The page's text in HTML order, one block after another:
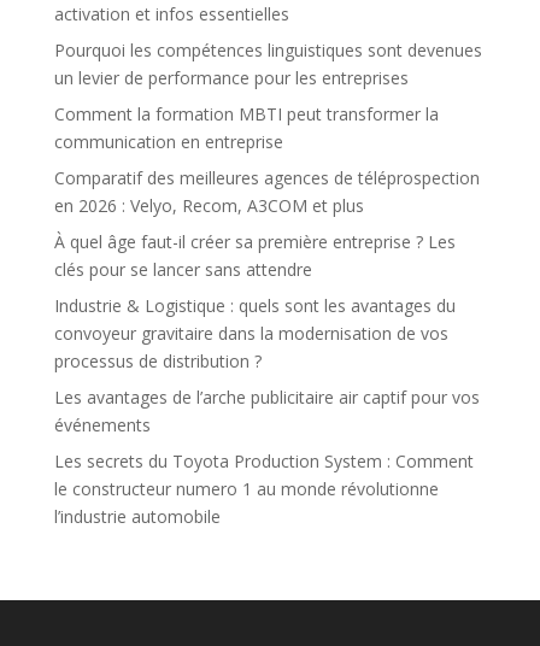
activation et infos essentielles
Pourquoi les compétences linguistiques sont devenues
un levier de performance pour les entreprises
Comment la formation MBTI peut transformer la
communication en entreprise
Comparatif des meilleures agences de téléprospection
en 2026 : Velyo, Recom, A3COM et plus
À quel âge faut-il créer sa première entreprise ? Les
clés pour se lancer sans attendre
Industrie & Logistique : quels sont les avantages du
convoyeur gravitaire dans la modernisation de vos
processus de distribution ?
Les avantages de l’arche publicitaire air captif pour vos
événements
Les secrets du Toyota Production System : Comment
le constructeur numero 1 au monde révolutionne
l’industrie automobile